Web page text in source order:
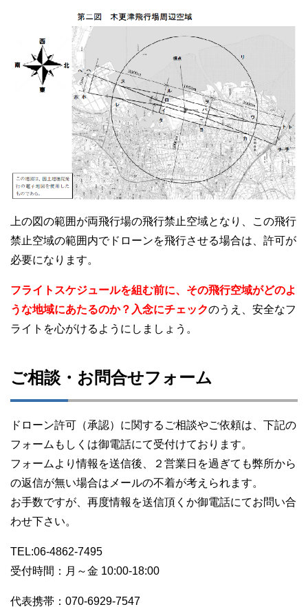
上の図の範囲が両飛行場の飛行禁止空域となり、この飛行
禁止空域の範囲内でドローンを飛行させる場合は、許可が
必要になります。
フライトスケジュールを組む前に、その飛行空域がどのよ
うな地域にあたるのか？入念にチェックのうえ、安全なフ
ライトを心がけるようにしましょう。
ご相談・お問合せフォーム
ドローン許可（承認）に関するご相談やご依頼は、下記の
フォームもしくは御電話にて受付けております。
フォームより情報を送信後、２営業日を過ぎても弊所から
の返信が無い場合はメールの不着が考えられます。
お手数ですが、再度情報を送信頂くか御電話にてお問い合
わせ下さい。
TEL:06-4862-7495
受付時間：月～金 10:00-18:00
代表携帯：070-6929-7547